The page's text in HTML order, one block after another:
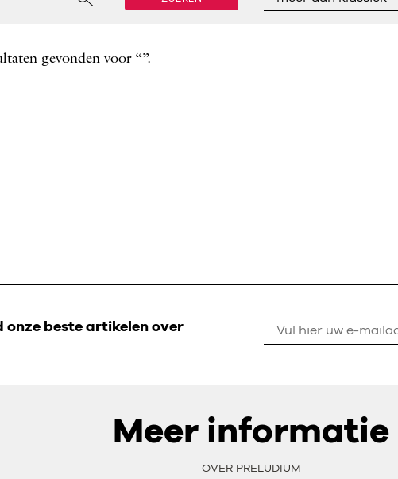
gevonden voor “”.
onze beste artikelen over
Meer informatie
OVER PRELUDIUM